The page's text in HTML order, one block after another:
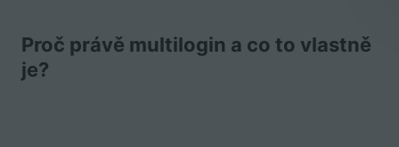
Proč právě multilogin a co to vlastně
je?